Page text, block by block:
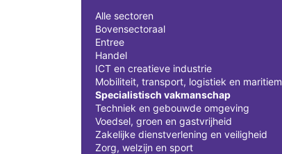
Alle sectoren
Bovensectoraal
Entree
Handel
ICT en creatieve industrie
Mobiliteit, transport, logistiek en maritiem
Specialistisch vakmanschap
Techniek en gebouwde omgeving
Voedsel, groen en gastvrijheid
Zakelijke dienstverlening en veiligheid
Zorg, welzijn en sport